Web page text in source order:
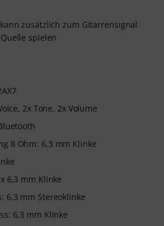
zusätzlich zum Gitarrensignal
spielen
2x Tone, 2x Volume
8 Ohm: 6,3 mm Klinke
6,3 mm Klinke
6,3 mm Stereoklinke
6,3 mm Klinke